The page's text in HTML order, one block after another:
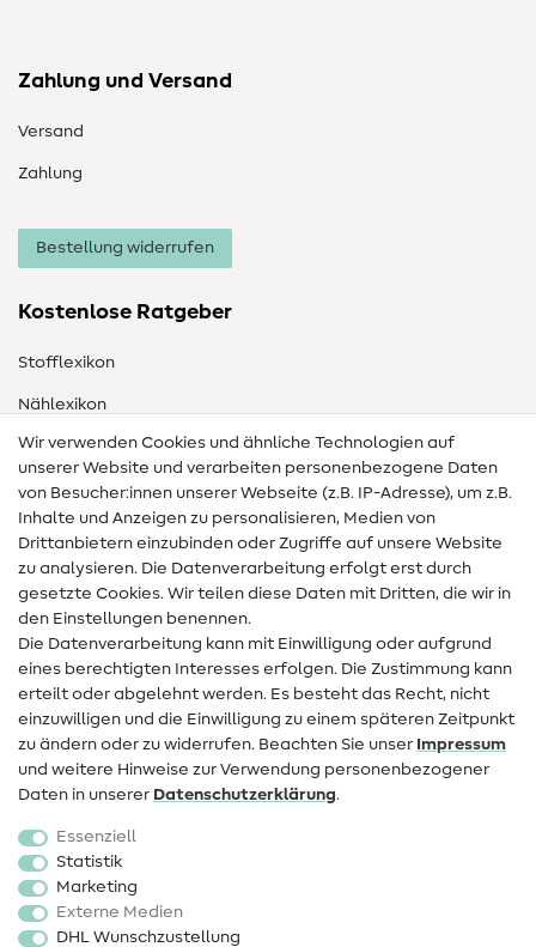
Zahlung und Versand
Versand
Zahlung
Bestellung widerrufen
Kostenlose Ratgeber
Stofflexikon
Nählexikon
Nähanleitungen
Hilfe & Kontakt
Kontakt
Infos zum Betreiberwechsel
Widerrufsrecht
Beliebt
Stoffe
Sale
Schnittmuster
Wir verwenden Cookies und ähnliche Technologien auf
unserer Website und verarbeiten personenbezogene Daten
von Besucher:innen unserer Webseite (z.B. IP-Adresse), um z.B.
Inhalte und Anzeigen zu personalisieren, Medien von
Drittanbietern einzubinden oder Zugriffe auf unsere Website
zu analysieren. Die Datenverarbeitung erfolgt erst durch
gesetzte Cookies. Wir teilen diese Daten mit Dritten, die wir in
den Einstellungen benennen.
Die Datenverarbeitung kann mit Einwilligung oder aufgrund
eines berechtigten Interesses erfolgen. Die Zustimmung kann
erteilt oder abgelehnt werden. Es besteht das Recht, nicht
einzuwilligen und die Einwilligung zu einem späteren Zeitpunkt
zu ändern oder zu widerrufen. Beachten Sie unser Impressum
und weitere Hinweise zur Verwendung personenbezogener
Daten in unserer Daten­schutz­erklärung.
Essenziell
Statistik
Marketing
Externe Medien
DHL Wunschzustellung